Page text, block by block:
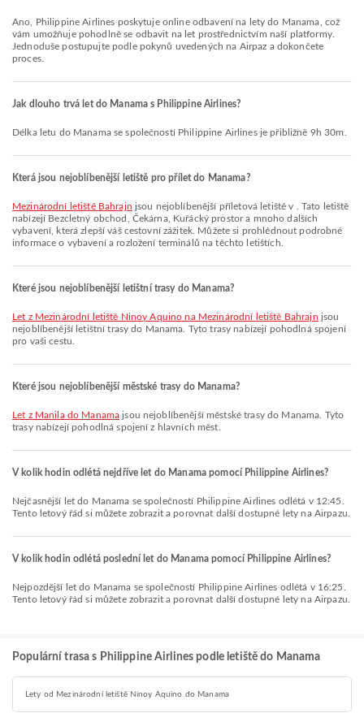
Ano, Philippine Airlines poskytuje online odbavení na lety do Manama, což
vám umožňuje pohodlně se odbavit na let prostřednictvím naší platformy.
Jednoduše postupujte podle pokynů uvedených na Airpaz a dokončete
proces.
Jak dlouho trvá let do Manama s Philippine Airlines?
Délka letu do Manama se společností Philippine Airlines je přibližně 9h 30m.
Která jsou nejoblíbenější letiště pro přílet do Manama?
Mezinárodní letiště Bahrajn jsou nejoblíbenější příletová letiště v . Tato letiště
nabízejí Bezcletný obchod, Čekárna, Kuřácký prostor a mnoho dalších
vybavení, která zlepší váš cestovní zážitek. Můžete si prohlédnout podrobné
informace o vybavení a rozložení terminálů na těchto letištích.
Které jsou nejoblíbenější letištní trasy do Manama?
let z Mezinárodní letiště Ninoy Aquino na Mezinárodní letiště Bahrajn jsou
nejoblíbenější letištní trasy do Manama. Tyto trasy nabízejí pohodlná spojení
pro vaši cestu.
Které jsou nejoblíbenější městské trasy do Manama?
let z Manila do Manama jsou nejoblíbenější městské trasy do Manama. Tyto
trasy nabízejí pohodlná spojení z hlavních měst.
V kolik hodin odlétá nejdříve let do Manama pomocí Philippine Airlines?
Nejčasnější let do Manama se společností Philippine Airlines odlétá v 12:45.
Tento letový řád si můžete zobrazit a porovnat další dostupné lety na Airpazu.
V kolik hodin odlétá poslední let do Manama pomocí Philippine Airlines?
Nejpozdější let do Manama se společností Philippine Airlines odlétá v 16:25.
Tento letový řád si můžete zobrazit a porovnat další dostupné lety na Airpazu.
Populární trasa s Philippine Airlines podle letiště do Manama
Lety od Mezinárodní letiště Ninoy Aquino do Manama